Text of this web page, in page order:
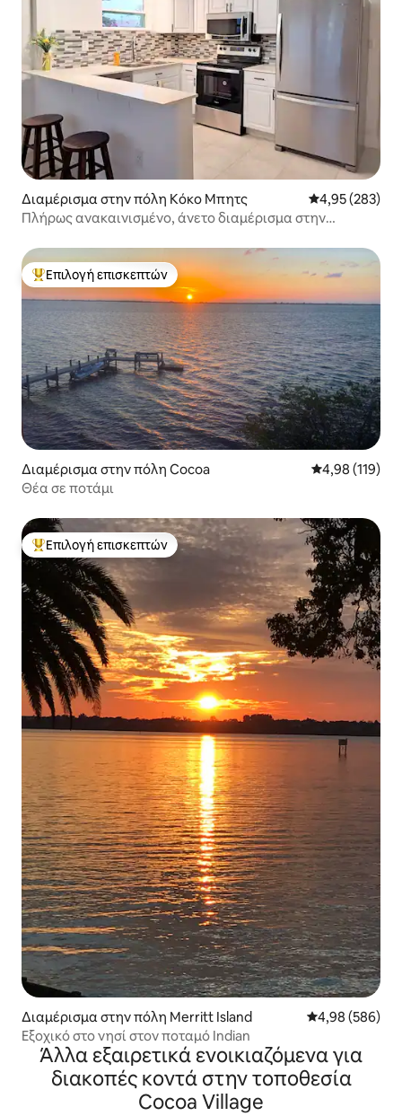
Διαμέρισμα στην πόλη Κόκο Μπητς Μέση
4,95 (283)
Πλήρως ανακαινισμένο, άνετο διαμέρισμα στην
Κορυφαία επιλογή επισκεπτών
Επιλογή επισκεπτών
Διαμέρισμα στην πόλη Cocoa Μέση
4,98 (119)
Θέα σε ποτάμι
Κορυφαία επιλογή επισκεπτών
Επιλογή επισκεπτών
Διαμέρισμα στην πόλη Merritt Island Μέση
4,98 (586)
Εξοχικό στο νησί στον ποταμό Indian
Άλλα εξαιρετικά ενοικιαζόμενα για
διακοπές κοντά στην τοποθεσία
Cocoa Village